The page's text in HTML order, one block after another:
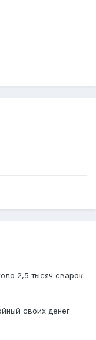
2,5 тысяч сварок.
своих денег